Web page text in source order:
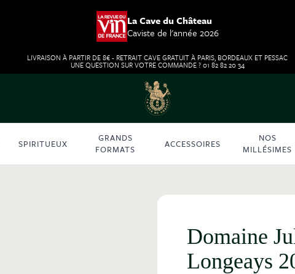
La Cave du Château
Caviste de l'année 2026
LIVRAISON À PARTIR DE 8€ - RETRAIT CAVE GRATUIT À PARIS, BORDEAUX ET PESSAC
UNE QUESTION SUR VOTRE COMMANDE ? 01 82 82 20 34
SPIRITUEUX
GRANDS
FORMATS
ACCESSOIRES
NOS
MILLÉSIMES
Domaine
Longeays